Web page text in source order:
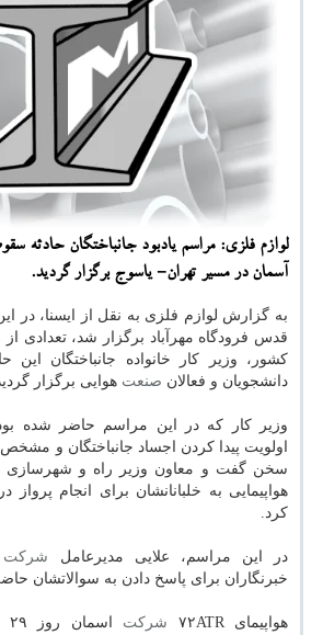
لوازم فلزی: مراسم یادبود جانباختگان حادثه
آسمان در مسیر تهران- یاسوج برگزار گردید.
به گزارش لوازم فلزی به نقل از ایسنا، در
قدس فرودگاه مهرآباد برگزار شد، تعدادی از
كشور، وزیر كار خانواده جانباختگان این
دانشجویان و فعالان صنعت هوایی برگزار
وزیر كار كه در این مراسم حاضر شده
اولویت پیدا كردن اجساد جانباختگان و
سخن گفت و معاون وزیر راه و شهرسازی
هواپیمایی به خلبانانشان برای انجام
كرد.
در این مراسم، علایی مدیرعامل شركت
خبرنگاران برای پاسخ دادن به سوالاتشان
هواپیمای ۷۲ATR شركت